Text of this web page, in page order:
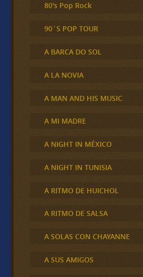
80's Pop Rock
90´S POP TOUR
A BARCA DO SOL
A LA NOVIA
A MAN AND HIS MUSIC
A MI MADRE
A NIGHT IN MÉXICO
A NIGHT IN TUNISIA
A RITMO DE HUICHOL
A RITMO DE SALSA
A SOLAS CON CHAYANNE
A SUS AMIGOS